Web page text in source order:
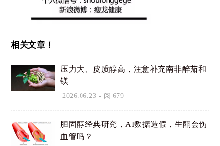
相关文章！
压力大、皮质醇高，注意补充南非醉茄和
镁
2026.06.23 - 阅 679
胆固醇经典研究，AI数据造假，生酮会伤
血管吗？